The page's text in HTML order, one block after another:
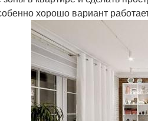
хорошо вариант